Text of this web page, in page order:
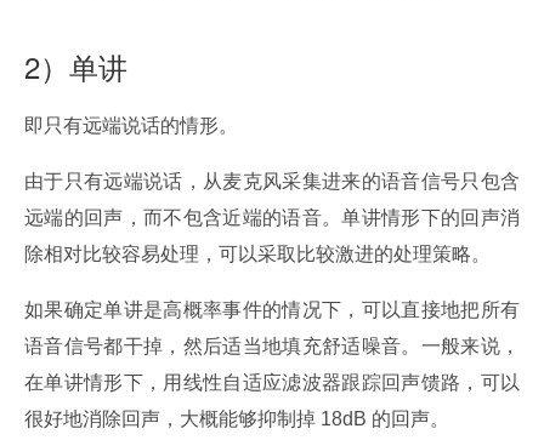
2）单讲
即只有远端说话的情形。
由于只有远端说话，从麦克风采集进来的语音信号只包含
远端的回声，而不包含近端的语音。单讲情形下的回声消
除相对比较容易处理，可以采取比较激进的处理策略。
如果确定单讲是高概率事件的情况下，可以直接地把所有
语音信号都干掉，然后适当地填充舒适噪音。一般来说，
在单讲情形下，用线性自适应滤波器跟踪回声馈路，可以
很好地消除回声，大概能够抑制掉 18dB 的回声。